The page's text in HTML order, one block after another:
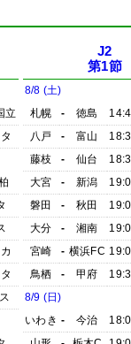
立
J2
第1節
8/8 (土)
札幌
- 徳島
八戸
- 富山
藤枝
- 仙台
大宮
- 新潟
磐田
- 秋田
大分
- 湘南
宮崎
- 横浜FC
鳥栖
- 甲府
8/9 (日)
いわき - 今治